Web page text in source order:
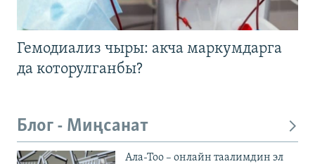
Гемодиализ чыры: акча маркумдарга
да которулганбы?
Блог - Миңсанат
Ала-Тоо – онлайн таалимдин эл